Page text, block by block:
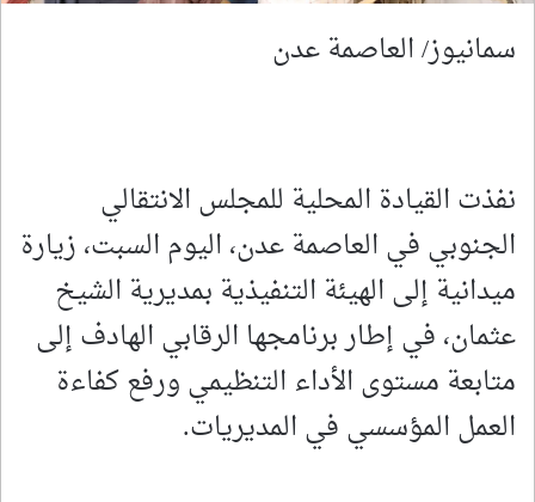
سمانيوز/ العاصمة عدن
نفذت القيادة المحلية للمجلس الانتقالي
الجنوبي في العاصمة عدن، اليوم السبت، زيارة
ميدانية إلى الهيئة التنفيذية بمديرية الشيخ
عثمان، في إطار برنامجها الرقابي الهادف إلى
متابعة مستوى الأداء التنظيمي ورفع كفاءة
العمل المؤسسي في المديريات.